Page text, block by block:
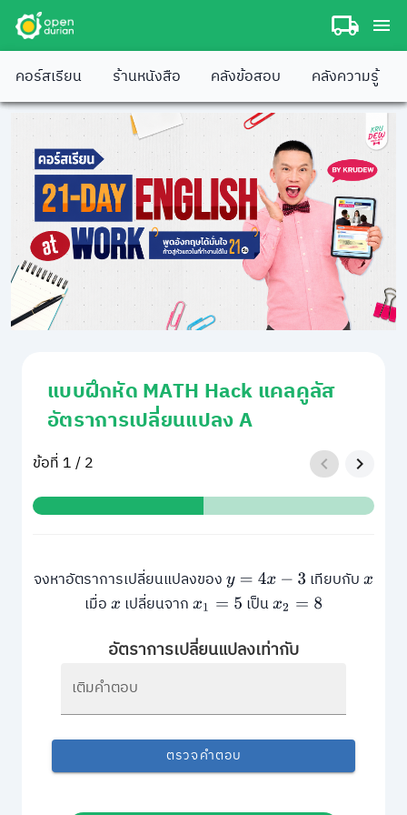
คอร์สเรียน ร้านหนังสือ คลังข้อสอบ คลังความรู้
แบบฝึกหัด MATH Hack แคลคูลัส
อัตราการเปลี่ยนแปลง A
ข้อที่ 1 / 2
จงหาอัตราการเปลี่ยนแปลงของy=4x−3 เทียบกับx
เมื่อx เปลี่ยนจากx1 =5 เป็นx2 =8
อัตราการเปลี่ยนแปลงเท่ากับ
เติมคำตอบ
ตรวจคำตอบ